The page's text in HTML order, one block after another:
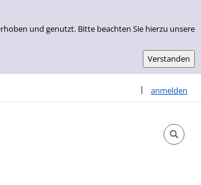
und genutzt. Bitte beachten Sie hierzu unsere
| anmelden
Sprache